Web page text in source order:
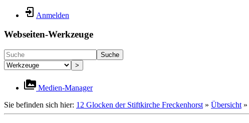
Anmelden
Webseiten-Werkzeuge
Suche
>
Medien-Manager
Sie befinden sich hier: 12 Glocken der Stiftkirche Freckenhorst » Übersicht »